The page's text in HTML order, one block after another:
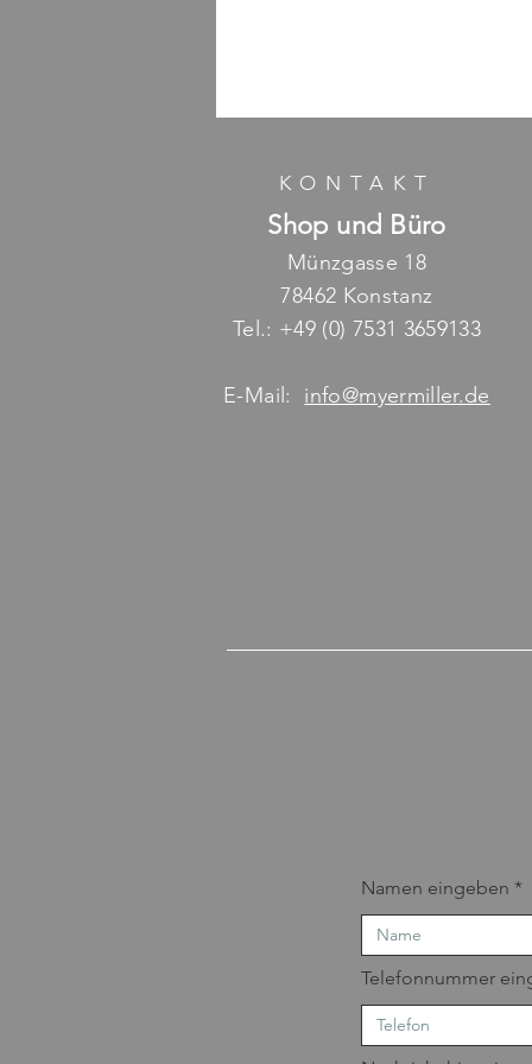
KONTAKT
Shop und Büro
Münzgasse 18
78462 Konstanz
Tel.: +49 (0) 7531 3659133
E-Mail: info@myermiller.de
Namen eingeben
Telefonnummer